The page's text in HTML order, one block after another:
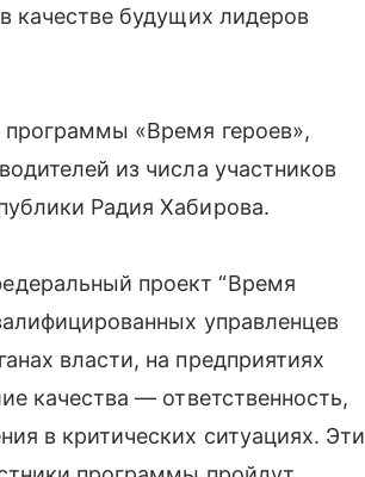
качестве будущих лидеров
«Время героев»,
из числа участников
Радия Хабирова.
проект “Время
управленцев
власти, на предприятиях
качества — ответственность,
в критических ситуациях. Эти